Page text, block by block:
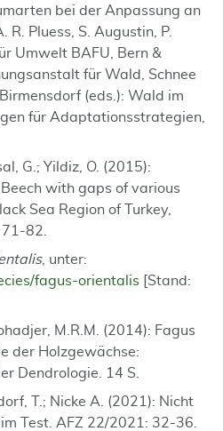
bei der Anpassung an
R. Pluess, S. Augustin, P.
Umwelt BAFU, Bern &
für Wald, Schnee
(eds.): Wald im
für Adaptationsstrategien,
G.; Yildiz, O. (2015):
with gaps of various
Sea Region of Turkey,
82.
, unter:
fagus-orientalis [Stand:
M.R.M. (2014): Fagus
der Holzgewächse:
Dendrologie. 14 S.
T.; Nicke A. (2021): Nicht
Test. AFZ 22/2021: 32-36.